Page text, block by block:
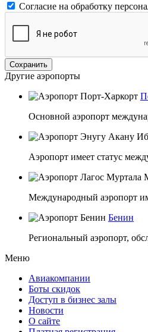
Согласие на обработку
Другие аэропорты
Основной аэропорт
Аэропорт имеет статус
Международный аэропорт
Бенин
Региональный аэропорт,
Меню
Авиакомпании
Боты скидок
Доступ в бизнес залы
Новости
О сайте